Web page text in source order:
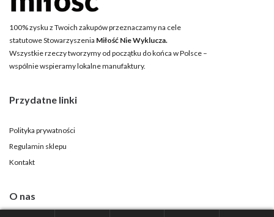
100% zysku z Twoich zakupów przeznaczamy na cele
statutowe Stowarzyszenia Miłość Nie Wyklucza.
Wszystkie rzeczy tworzymy od początku do końca w Polsce –
wspólnie wspieramy lokalne manufaktury.
Przydatne linki
Polityka prywatności
Regulamin sklepu
Kontakt
O nas